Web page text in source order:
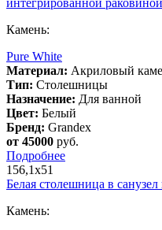
интегрированной раковиной
Камень:
Pure White
Материал: Акриловый
Тип: Столешницы
Назначение: Для ванной
Цвет: Белый
Бренд: Grandex
от 45000 руб.
Подробнее
156,1х51
Белая столешница в
Камень: